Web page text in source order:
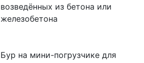
возведённых из бетона или
железобетона
Бур на мини-погрузчике для